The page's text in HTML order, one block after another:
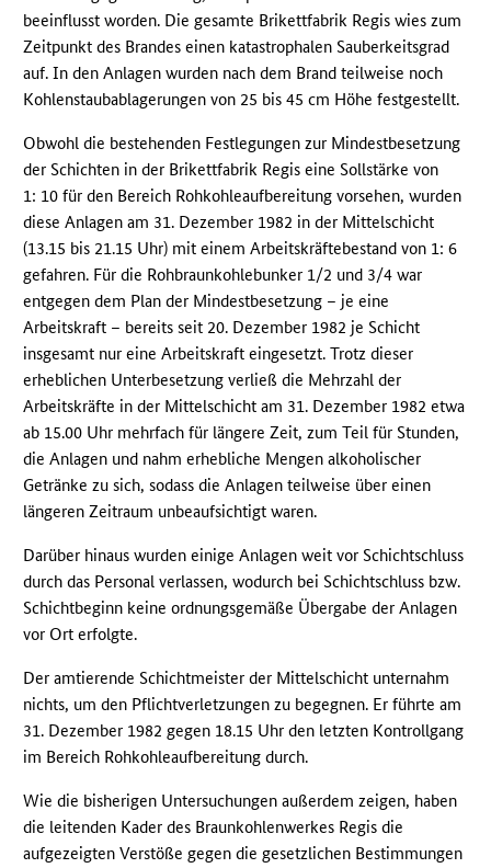
beeinflusst worden. Die gesamte Brikettfabrik Regis wies zum
Zeitpunkt des Brandes einen katastrophalen Sauberkeitsgrad
auf. In den Anlagen wurden nach dem Brand teilweise noch
Kohlenstaubablagerungen von 25 bis 45 cm Höhe festgestellt.
Obwohl die bestehenden Festlegungen zur Mindestbesetzung
der Schichten in der Brikettfabrik Regis eine Sollstärke von
1: 10 für den Bereich Rohkohleaufbereitung vorsehen, wurden
diese Anlagen am 31. Dezember 1982 in der Mittelschicht
(13.15 bis 21.15 Uhr) mit einem Arbeitskräftebestand von 1: 6
gefahren. Für die Rohbraunkohlebunker 1/2 und 3/4 war
entgegen dem Plan der Mindestbesetzung – je eine
Arbeitskraft – bereits seit 20. Dezember 1982 je Schicht
insgesamt nur eine Arbeitskraft eingesetzt. Trotz dieser
erheblichen Unterbesetzung verließ die Mehrzahl der
Arbeitskräfte in der Mittelschicht am 31. Dezember 1982 etwa
ab 15.00 Uhr mehrfach für längere Zeit, zum Teil für Stunden,
die Anlagen und nahm erhebliche Mengen alkoholischer
Getränke zu sich, sodass die Anlagen teilweise über einen
längeren Zeitraum unbeaufsichtigt waren.
Darüber hinaus wurden einige Anlagen weit vor Schichtschluss
durch das Personal verlassen, wodurch bei Schichtschluss bzw.
Schichtbeginn keine ordnungsgemäße Übergabe der Anlagen
vor Ort erfolgte.
Der amtierende Schichtmeister der Mittelschicht unternahm
nichts, um den Pflichtverletzungen zu begegnen. Er führte am
31. Dezember 1982 gegen 18.15 Uhr den letzten Kontrollgang
im Bereich Rohkohleaufbereitung durch.
Wie die bisherigen Untersuchungen außerdem zeigen, haben
die leitenden Kader des Braunkohlenwerkes Regis die
aufgezeigten Verstöße gegen die gesetzlichen Bestimmungen